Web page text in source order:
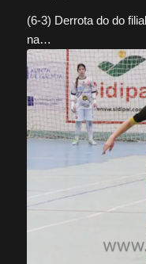
(6-3) Derrota do do
na…